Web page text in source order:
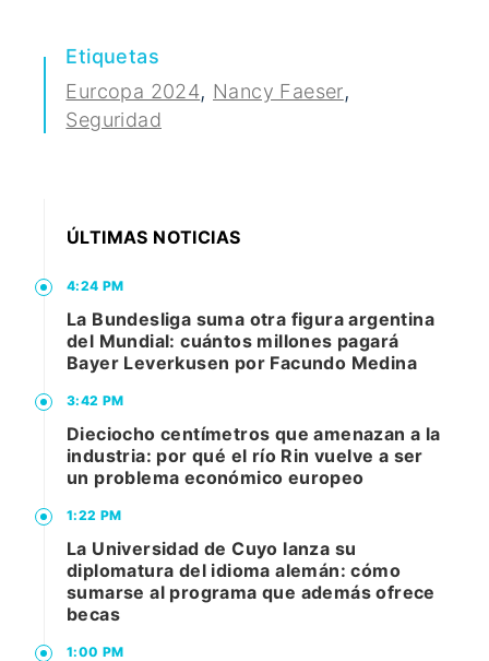
Etiquetas
Eurcopa 2024, Nancy Faeser,
Seguridad
ÚLTIMAS NOTICIAS
4:24 PM
La Bundesliga suma otra figura argentina
del Mundial: cuántos millones pagará
Bayer Leverkusen por Facundo Medina
3:42 PM
Dieciocho centímetros que amenazan a la
industria: por qué el río Rin vuelve a ser
un problema económico europeo
1:22 PM
La Universidad de Cuyo lanza su
diplomatura del idioma alemán: cómo
sumarse al programa que además ofrece
becas
1:00 PM